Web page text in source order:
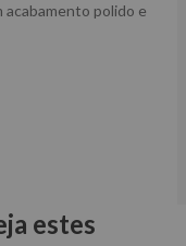
acabamento polido e
estes